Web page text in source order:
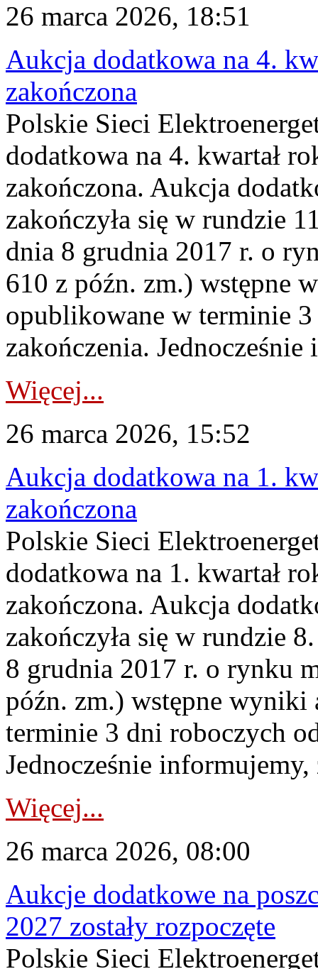
26 marca 2026, 18:51
Aukcja dodatkowa na 4.
zakończona
Polskie Sieci
dodatkowa na 4. kwartał
zakończona. Aukcja
zakończyła się w rundzie
dnia 8 grudnia 2017 r. o
610 z późn. zm.) wstępne
opublikowane w terminie
zakończenia.
Więcej...
26 marca 2026, 15:52
Aukcja dodatkowa na 1.
zakończona
Polskie Sieci
dodatkowa na 1. kwartał
zakończona. Aukcja
zakończyła się w rundzie
8 grudnia 2017 r. o rynku
późn. zm.) wstępne
terminie 3 dni roboczych
Jednocześnie informujemy,
Więcej...
26 marca 2026, 08:00
Aukcje dodatkowe na
2027 zostały rozpoczęte
Polskie Sieci